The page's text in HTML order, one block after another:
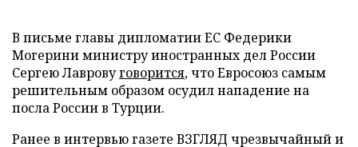
В письме главы дипломатии ЕС Федерики
Могерини министру иностранных дел России
Сергею Лавровуговорится, что Евросоюз самым
решительным образом осудил нападение на
посла России в Турции.
Ранее в интервью газете ВЗГЛЯД чрезвычайный и